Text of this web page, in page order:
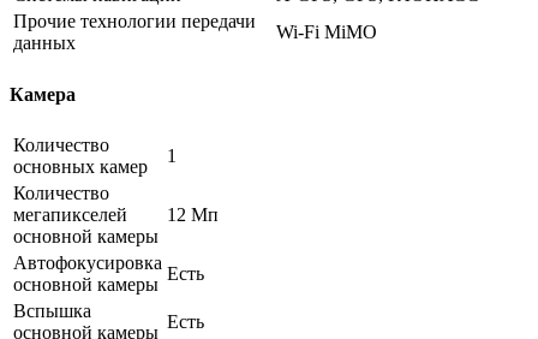
Прочие технологии передачи
данных
Wi-Fi MiMO
Камера
Количество
основных камер
1
Количество
мегапикселей
основной камеры
12 Мп
Автофокусировка
основной камеры
Есть
Вспышка
основной камеры
Есть